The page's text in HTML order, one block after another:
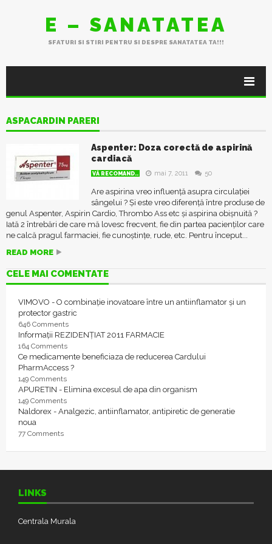
E – SANATATEA
SFATURI SI STIRI PENTRU SI DESPRE SANATATEA TA!!!
ASPACARDIN PARERI
Aspenter: Doza corectă de aspirină
cardiacă
VĂ RECOMAND.. mai 7, 2011 50
Are aspirina vreo influență asupra circulației
sângelui ? Și este vreo diferență între produse de
genul Aspenter, Aspirin Cardio, Thrombo Ass etc și aspirina obișnuită ?
Iată 2 întrebări de care mă lovesc frecvent, fie din partea pacienților care
ne calcă pragul farmaciei, fie cunoștințe, rude, etc. Pentru început...
READ MORE
CELE MAI COMENTATE
VIMOVO - O combinație inovatoare între un antiinflamator și un
protector gastric
646 Comments
Informații REZIDENȚIAT 2011 FARMACIE
164 Comments
Ce medicamente beneficiaza de reducerea Cardului
PharmAccess ?
149 Comments
APURETIN - Elimina excesul de apa din organism
149 Comments
Naldorex - Analgezic, antiinflamator, antipiretic de generatie
noua
77 Comments
LINKS
Centrala Murala